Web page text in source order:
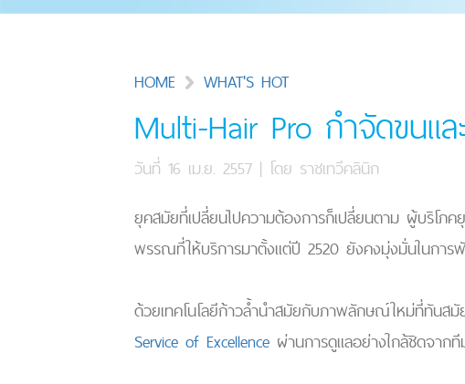
HOME WHAT'S HOT
Multi-Hair Pro กำจัดขนแ
วันที่ 16 เม.ย. 2557 | โดย ราชเทวีคลินิก
ยุคสมัยที่เปลี่ยนไปความต้องการก็เปลี่ยนตาม ผู้บริโภ
พรรณที่ให้บริการมาตั้งแต่ปี 2520 ยังคงมุ่งมั่นในการ
ด้วยเทคโนโลยีก้าวล้ำนำสมัยกับภาพลักษณ์ใหม่ที่ทันส
Service of Excellence ผ่านการดูแลอย่างใกล้ชิดจา